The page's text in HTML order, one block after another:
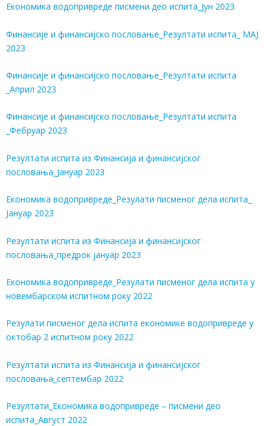
Економика водопривреде писмени део испита_Јун 2023
Финансије и финансијско пословање_Резултати испита_ MAJ
2023
Финансије и финансијско пословање_Резултати испита
_Април 2023
Финансије и финансијско пословање_Резултати испита
_Фебруар 2023
Резултати испита из Финансија и финансијског
пословања_Јануар 2023
Економика водопривреде_Резулати писменог дела испита_
Јануар 2023
Резултати испита из Финансија и финансијског
пословања_предрок јануар 2023
Економика водопривреде_Резулати писменог дела испита у
новембарском испитном року 2022
Резулати писменог дела испита економике водопривреде у
октобар 2 испитном року 2022
Резултати испита из Финансија и финансијског
пословања_септембар 2022
Резултати_Економика водопривреде – писмени део
испита_Август 2022